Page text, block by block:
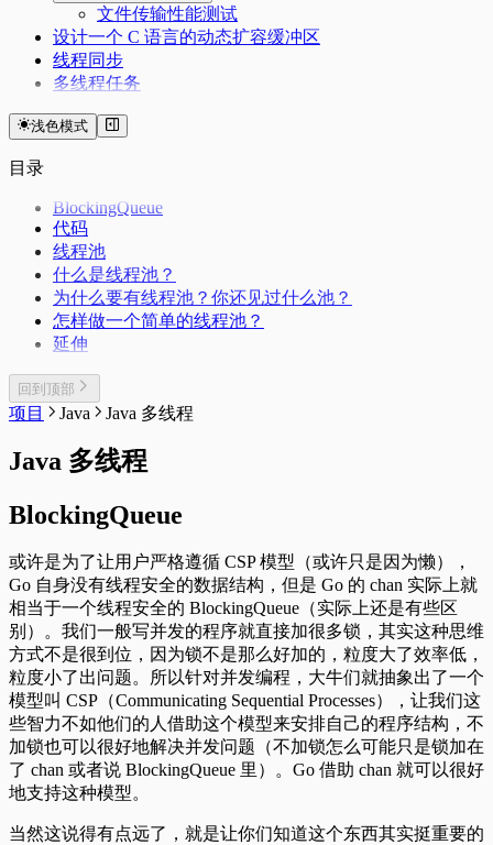
文件传输性能测试
设计一个 C 语言的动态扩容缓冲区
线程同步
多线程任务
浅色模式
目录
BlockingQueue
代码
线程池
什么是线程池？
为什么要有线程池？你还见过什么池？
怎样做一个简单的线程池？
延伸
回到顶部
项目 Java Java 多线程
Java 多线程
BlockingQueue
或许是为了让用户严格遵循 CSP 模型（或许只是因为懒），
Go 自身没有线程安全的数据结构，但是 Go 的 chan 实际上就
相当于一个线程安全的 BlockingQueue（实际上还是有些区
别）。我们一般写并发的程序就直接加很多锁，其实这种思维
方式不是很到位，因为锁不是那么好加的，粒度大了效率低，
粒度小了出问题。所以针对并发编程，大牛们就抽象出了一个
模型叫 CSP（Communicating Sequential Processes），让我们这
些智力不如他们的人借助这个模型来安排自己的程序结构，不
加锁也可以很好地解决并发问题（不加锁怎么可能只是锁加在
了 chan 或者说 BlockingQueue 里）。Go 借助 chan 就可以很好
地支持这种模型。
当然这说得有点远了，就是让你们知道这个东西其实挺重要的